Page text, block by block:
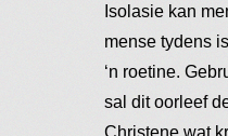
Isolasie kan
mense tydens
‘n roetine.
sal dit oorleef
Christene wat